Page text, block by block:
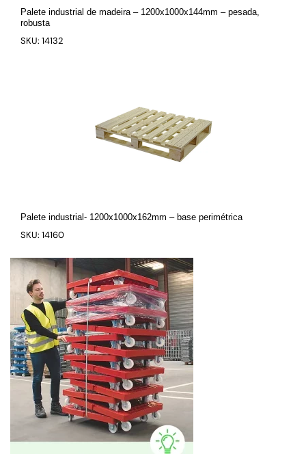
Palete industrial de madeira – 1200x1000x144mm – pesada,
robusta
SKU: 14132
Palete industrial- 1200x1000x162mm – base perimétrica
SKU: 14160